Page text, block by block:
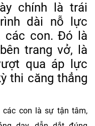
chính là trái
dài nỗ lực
các con. Đó là
trang vở, là
qua áp lực
thi căng thẳng
con là sự tận tâm,